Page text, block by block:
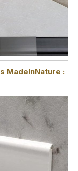
MadeInNature :